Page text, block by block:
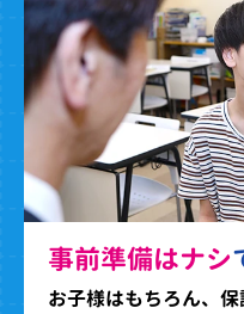
事前準備はナシ
お子様はもちろん、